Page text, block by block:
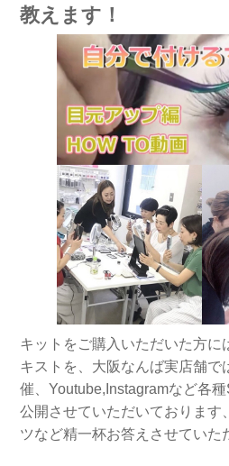
教えます！
キットをご購入いただいた方に
キストを、大阪なんば実店舗で
催、Youtube,Instagramなど各
公開させていただいております
ツなど精一杯お答えさせていた